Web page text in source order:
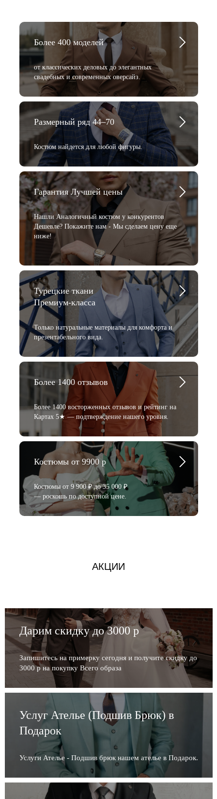
Более 400 моделей
от классических деловых до элегантных
свадебных и современных оверсайз.
Размерный ряд 44–70
Костюм найдется для любой фигуры.
Гарантия Лучшей цены
Нашли Аналогичный костюм у конкурентов
Дешевле? Покажите нам - Мы сделаем цену еще
ниже!
Турецкие ткани
Премиум-класса
Только натуральные материалы для комфорта и
презентабельного вида.
Более 1400 отзывов
Более 1400 восторженных отзывов и рейтинг на
Картах 5★ — подтверждение нашего уровня.
Костюмы от 9900 р
Костюмы от 9 900 ₽ до 35 000 ₽
— роскошь по доступной цене.
АКЦИИ
Дарим скидку до 3000 р
Запишитесь на примерку сегодня и получите скидку до
3000 р на покупку Всего образа
Услуг Ателье (Подшив Брюк) в
Подарок
Услуги Ателье - Подшив брюк нашем ателье в Подарок.